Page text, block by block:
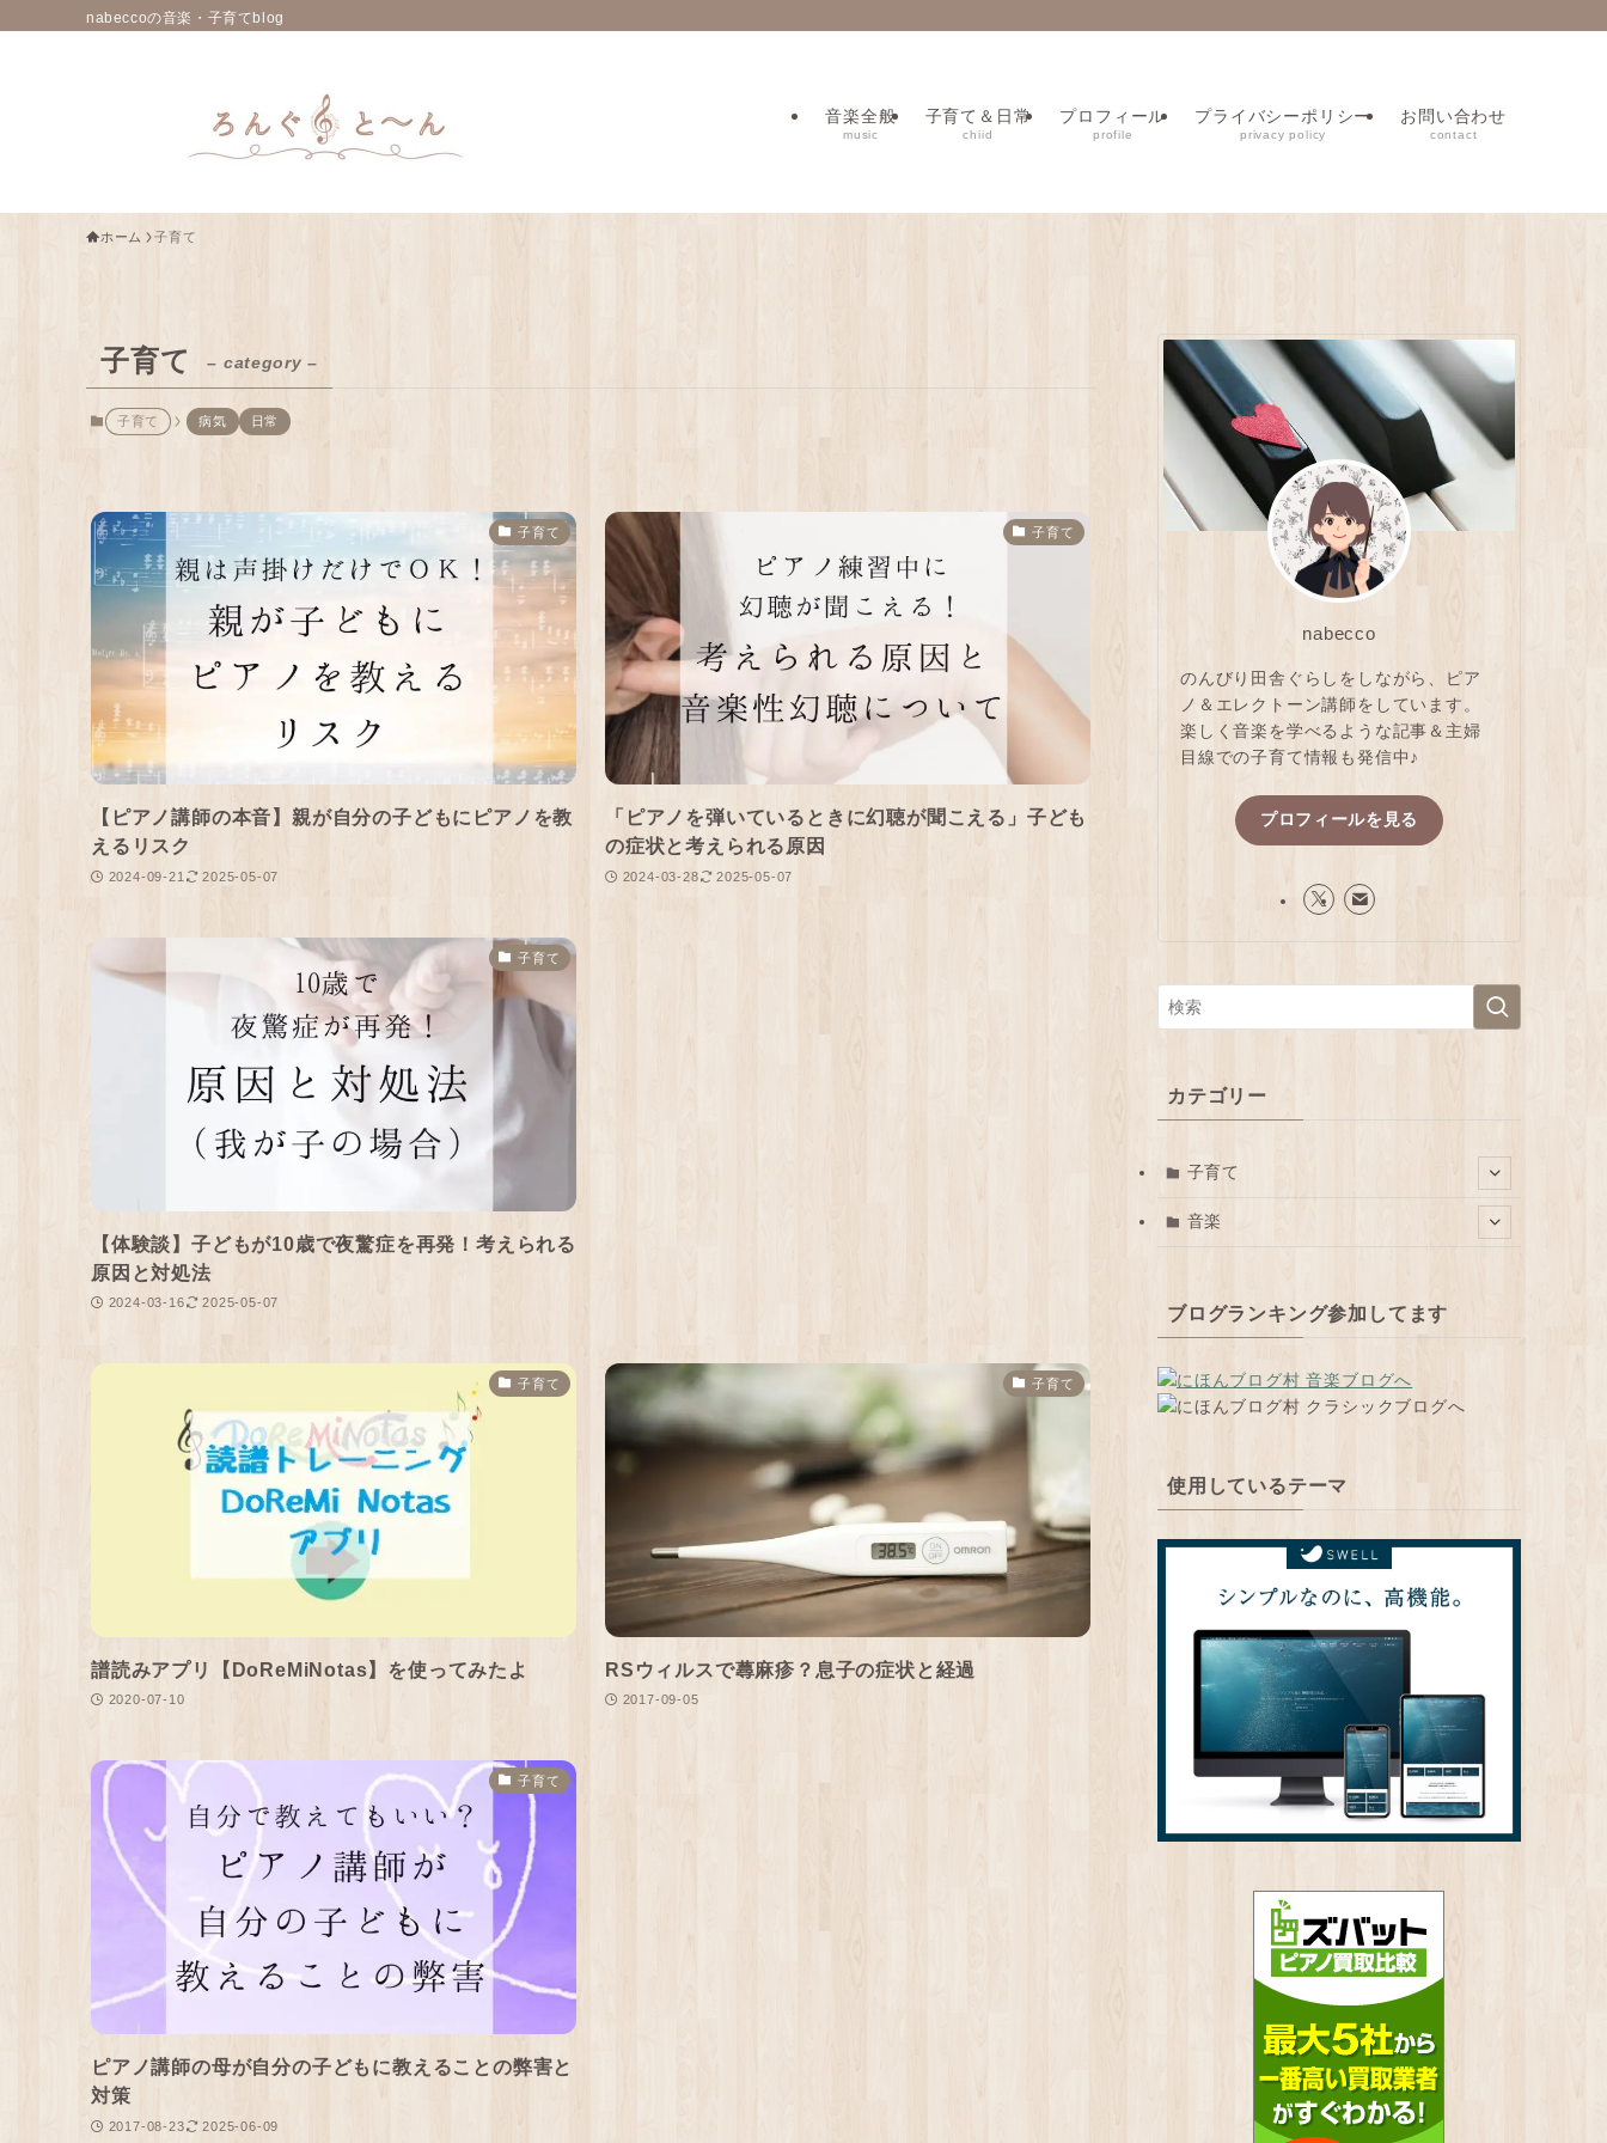
nabeccoの音楽・子育てblog
音楽全般
music
子育て＆日常
chiid
プロフィール
profile
プライバシーポリシー
privacy policy
お問い合わせ
contact
ホーム 子育て
子育て – category –
子育て 病気 日常
子育て
【ピアノ講師の本音】親が自分の子どもにピアノを教
えるリスク
2024-09-21 2025-05-07
子育て
「ピアノを弾いているときに幻聴が聞こえる」子ども
の症状と考えられる原因
2024-03-28 2025-05-07
子育て
【体験談】子どもが10歳で夜驚症を再発！考えられる
原因と対処法
2024-03-16 2025-05-07
子育て
譜読みアプリ【DoReMiNotas】を使ってみたよ
2020-07-10
子育て
RSウィルスで蕁麻疹？息子の症状と経過
2017-09-05
子育て
ピアノ講師の母が自分の子どもに教えることの弊害と
対策
2017-08-23 2025-06-09
nabecco
のんびり田舎ぐらしをしながら、ピア
ノ＆エレクトーン講師をしています。
楽しく音楽を学べるような記事＆主婦
目線での子育て情報も発信中♪
プロフィールを見る
カテゴリー
子育て
音楽
ブログランキング参加してます
使用しているテーマ